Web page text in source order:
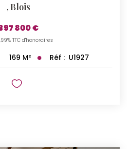
,Blois
800 €
TTC d'honoraires
169 M² Réf : U1927